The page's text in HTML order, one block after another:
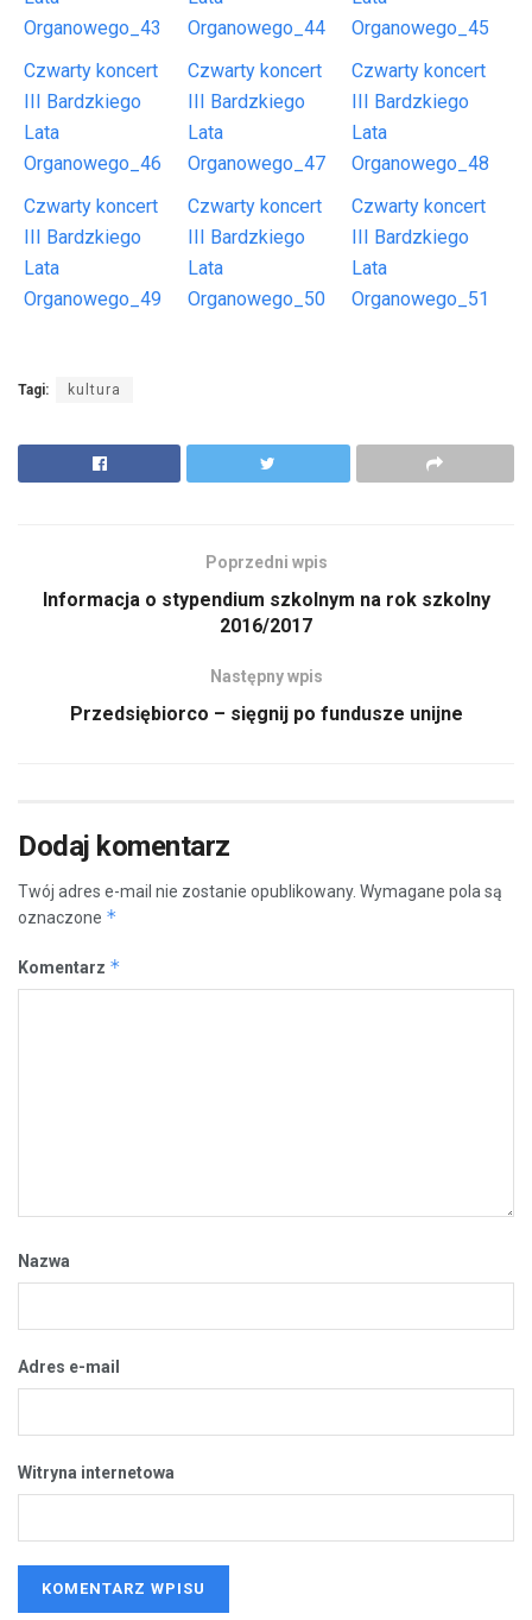
Organowego_43
Organowego_44
Organowego_45
Czwarty koncert
III Bardzkiego
Lata
Organowego_46
Czwarty koncert
III Bardzkiego
Lata
Organowego_47
Czwarty koncert
III Bardzkiego
Lata
Organowego_48
Czwarty koncert
III Bardzkiego
Lata
Organowego_49
Czwarty koncert
III Bardzkiego
Lata
Organowego_50
Czwarty koncert
III Bardzkiego
Lata
Organowego_51
Tagi: kultura
Poprzedni wpis
Informacja o stypendium szkolnym na rok szkolny
2016/2017
Następny wpis
Przedsiębiorco – sięgnij po fundusze unijne
Dodaj komentarz
Twój adres e-mail nie zostanie opublikowany. Wymagane pola są
oznaczone *
Komentarz *
Nazwa
Adres e-mail
Witryna internetowa